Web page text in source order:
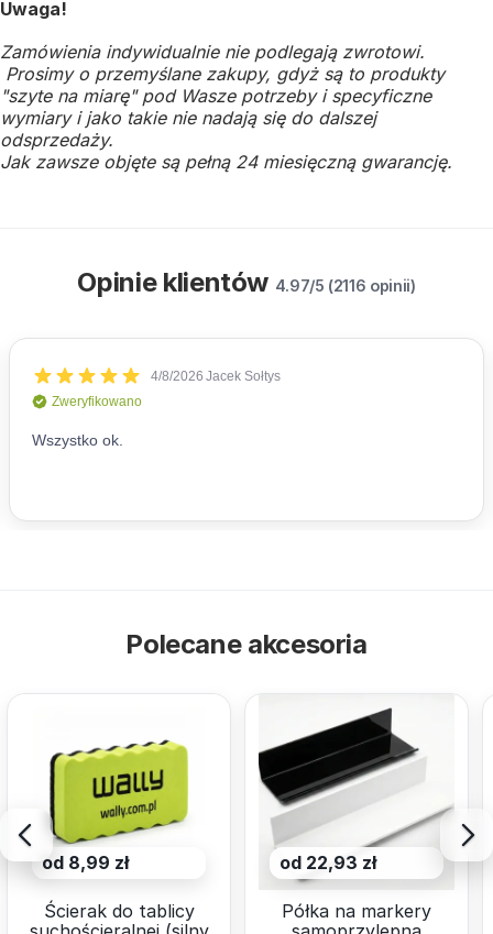
Uwaga!
Zamówienia indywidualnie nie podlegają zwrotowi.
Prosimy o przemyślane zakupy, gdyż są to produkty
"szyte na miarę" pod Wasze potrzeby i specyficzne
wymiary i jako takie nie nadają się do dalszej
odsprzedaży.
Jak zawsze objęte są pełną 24 miesięczną gwarancję.
Opinie klientów 4.97/5 (2116 opinii)
Polecane akcesoria
od 8,99 zł
Ścierak do tablicy
od 22,93 zł
Półka na markery